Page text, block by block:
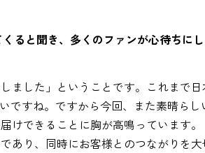
ると聞き、多くのファンが心待ちに
ました」ということです。これまで
ですね。ですから今回、また素晴ら
けできることに胸が高鳴っています。
あり、同時にお客様とのつながりを